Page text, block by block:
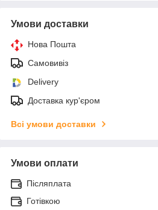
Умови доставки
Нова Пошта
Самовивіз
Delivery
Доставка кур'єром
Всі умови доставки
Умови оплати
Післяплата
Готівкою